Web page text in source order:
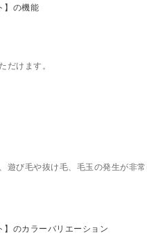
だけます。
遊び毛や抜け毛、毛玉の発生が非